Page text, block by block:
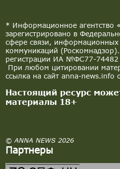
* Информационное агентство
зарегистрировано в
сфере связи, информационных
коммуникаций
регистрации ИА №ФС77-74482
При любом цитировании
ссылка на сайт anna-news.info
Настоящий ресурс
материалы 18+
© ANNA NEWS 2026
Партнеры